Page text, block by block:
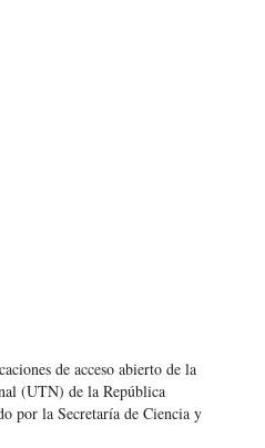
de acceso abierto de la
(UTN) de la República
por la Secretaría de Ciencia y